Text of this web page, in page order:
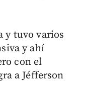
y tuvo varios
y ahí
con el
a Jéfferson